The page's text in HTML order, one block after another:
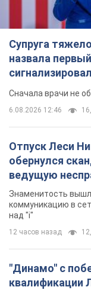
Супруга
назвала
Сначала врачи не
6.08.2026 12:46
Отпуск Леси
обернулся
ведущую
Знаменитость
коммуникацию в
над "i"
12 часов назад
"Динамо" с
квалификации